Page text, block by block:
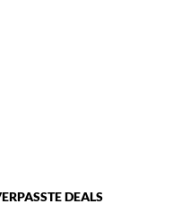
DEALS